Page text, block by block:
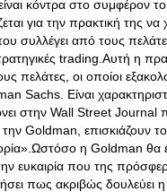
κόντρα στο συμφέρον
για την πρακτική της να
συλλέγει από τους
trading.Αυτή η
πελάτες, οι οποίοι
Sachs. Είναι
στην Wall Street Journal
Goldman, επισκιάζουν
η Goldman θα
ευκαιρία που της
πως ακριβώς δουλεύει η